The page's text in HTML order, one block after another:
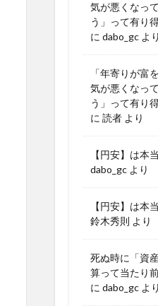
気が悪くなっ
う」って有り
に dabo_gc より
「年寄りが富
気が悪くなっ
う」って有り
に 読者 より
【円安】は本
dabo_gc より
【円安】は本
鈴木秀則 より
死ぬ時に「資
算って当たり
に dabo_gc より